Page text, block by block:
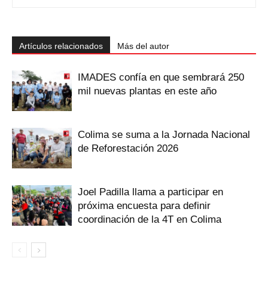
Artículos relacionados Más del autor
IMADES confía en que sembrará 250
mil nuevas plantas en este año
Colima se suma a la Jornada Nacional
de Reforestación 2026
Joel Padilla llama a participar en
próxima encuesta para definir
coordinación de la 4T en Colima